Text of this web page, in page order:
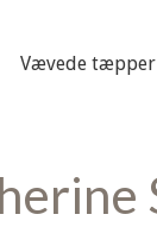
Vævede tæpper